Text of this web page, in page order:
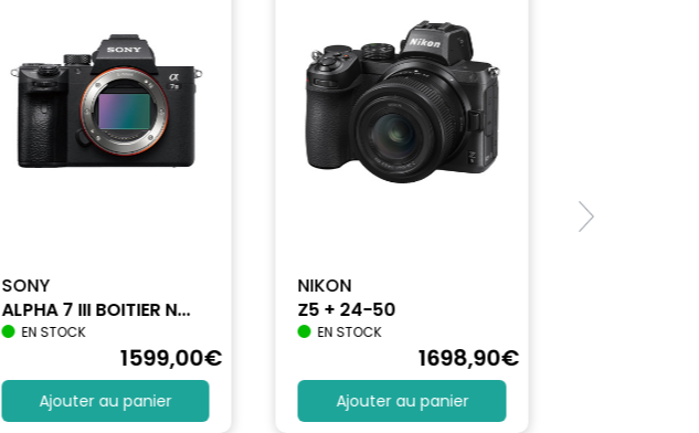
SONY
ALPHA 7 III BOITIER N...
EN STOCK
1599,00€
Ajouter au panier
NIKON
Z5 + 24-50
EN STOCK
1698,90€
Ajouter au panier